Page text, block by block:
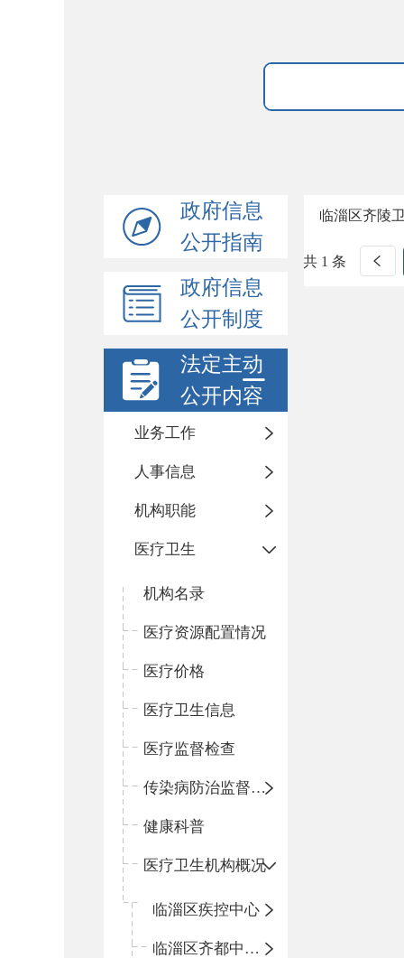
政府信息
公开指南
政府信息
公开制度
法定主动
公开内容
业务工作
人事信息
机构职能
医疗卫生
机构名录
医疗资源配置情况
医疗价格
医疗卫生信息
医疗监督检查
传染病防治监督检查
健康科普
医疗卫生机构概况
临淄区疾控中心
临淄区齐都中心卫生院
临淄区齐陵
共 1 条